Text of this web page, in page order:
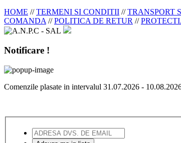
HOME //TERMENI SI CONDITII //TRANSPORT
COMANDA //POLITICA DE RETUR //
Notificare !
Comenzile plasate in intervalul 31.07.2026 -